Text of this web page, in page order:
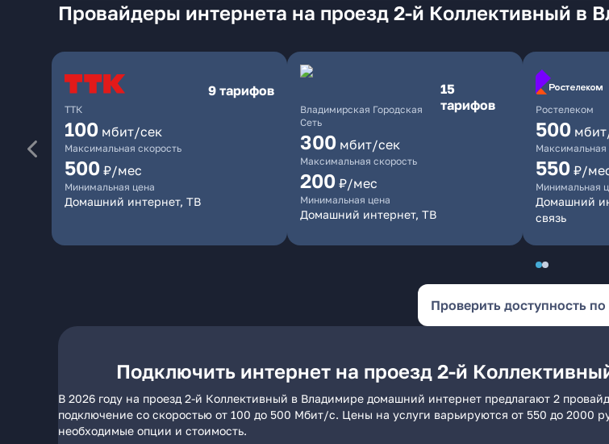
Провайдеры интернета на проезд 2-й Коллективный в
ТТК
9 тарифов
100 мбит/сек
Максимальная скорость
500 ₽/мес
Минимальная цена
Домашний интернет, ТВ
Владимирская Городская
Сеть
15
тарифов
300 мбит/сек
Максимальная скорость
200 ₽/мес
Минимальная цена
Домашний интернет, ТВ
Ростелеком
500
Максимальная
550 ₽/
Минимальная
Домашний
связь
Проверить доступность по
Подключить интернет на проезд 2-й
В 2026 году на проезд 2-й Коллективный в Владимире домашний интернет предлагают 2
подключение со скоростью от 100 до 500 Мбит/с. Цены на услуги варьируются от 550 до 2000
необходимые опции и стоимость.